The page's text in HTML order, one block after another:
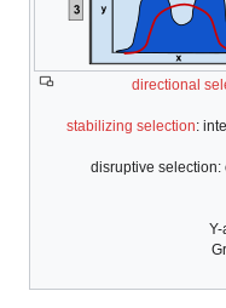
directional
stabilizing selection:
3: disruptive